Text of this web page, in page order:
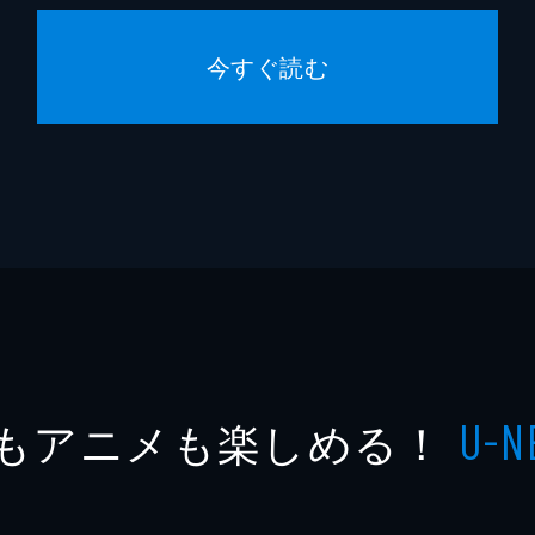
今すぐ読む
アニメも楽しめる！ U-